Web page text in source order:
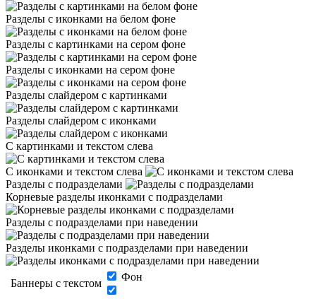
Разделы с иконками на белом фоне
Разделы с картинками на сером фоне
Разделы с иконками на сером фоне
Разделы слайдером с картинками
Разделы слайдером с иконками
С картинками и текстом слева
С иконками и текстом слева
Разделы с подразделами
Корневые разделы иконками с подразделами
Разделы с подразделами при наведении
Разделы иконками с подразделами при наведении
Баннеры с текстом
Фон